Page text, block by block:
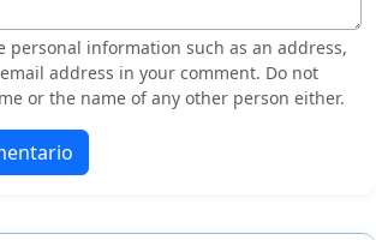
personal information such as an address,
address in your comment. Do not
or the name of any other person either.